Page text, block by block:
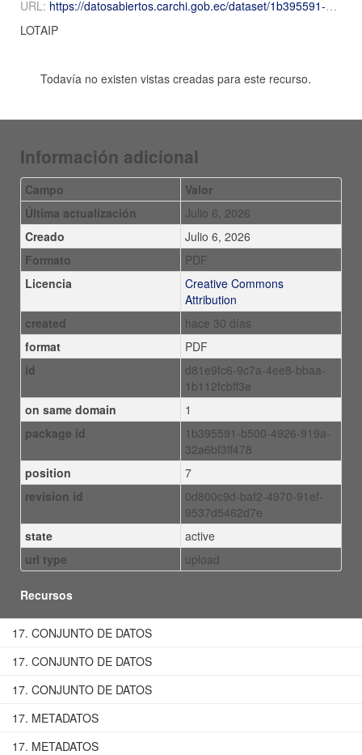
URL: https://datosabiertos.carchi.gob.ec/dataset/1b395591-b500-4926-919a-32a6bf3ff478/resource/d81e9fc6-9c7a-4ee8-bbaa-1b112fcbff3e/download/2026-Abril-Numeral-17-17diccionario-abril.csv.pdf
LOTAIP
Todavía no existen vistas creadas para este recurso.
Información adicional
Campo
Valor
Última actualización
Julio 6, 2026
Creado
Julio 6, 2026
Formato
PDF
Licencia
Creative Commons
Attribution
created
hace 30 días
format
PDF
id
d81e9fc6-9c7a-4ee8-bbaa-
1b112fcbff3e
on same domain
1
package id
1b395591-b500-4926-919a-
32a6bf3ff478
position
7
revision id
0d800c9d-baf2-4970-91ef-
9537d5462d7e
state
active
url type
upload
Recursos
17. CONJUNTO DE DATOS
17. CONJUNTO DE DATOS
17. CONJUNTO DE DATOS
17. METADATOS
17. METADATOS